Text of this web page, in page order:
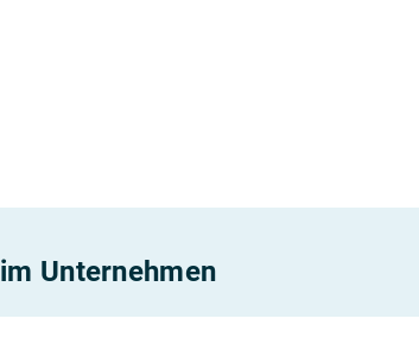
im Unternehmen